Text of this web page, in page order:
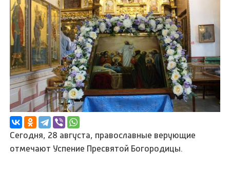
Сегодня, 28 августа, православные верующие
отмечают Успение Пресвятой Богородицы.